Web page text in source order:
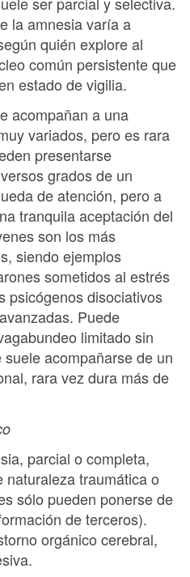
la amnesia varía a
quién explore al
común persistente que
estado de vigilia.
acompañan a una
variados, pero es rara
presentarse
grados de un
de atención, pero a
tranquila aceptación del
son los más
siendo ejemplos
sometidos al estrés
psicógenos disociativos
Puede
limitado sin
acompañarse de un
rara vez dura más de
parcial o completa,
naturaleza traumática o
sólo pueden ponerse de
de terceros).
orgánico cerebral,